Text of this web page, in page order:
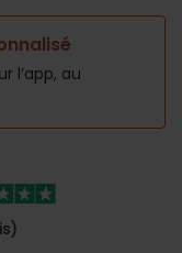
l’app, au